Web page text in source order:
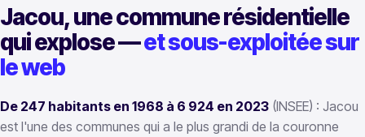
Jacou, une commune résidentielle
qui explose —et sous-exploitée sur
le web
De 247 habitants en 1968 à 6 924 en 2023 (INSEE) : Jacou
est l'une des communes qui a le plus grandi de la couronne